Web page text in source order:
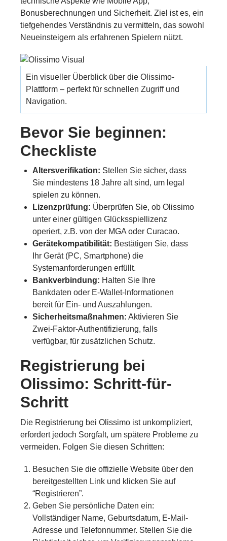
Bonusberechnungen und Sicherheit. Ziel ist es, ein
tiefgehendes Verständnis zu vermitteln, das sowohl
Neueinsteigern als erfahrenen Spielern nützt.
Ein visueller Überblick über die Olissimo-
Plattform – perfekt für schnellen Zugriff und
Navigation.
Bevor Sie beginnen:
Checkliste
Altersverifikation: Stellen Sie sicher, dass
Sie mindestens 18 Jahre alt sind, um legal
spielen zu können.
Lizenzprüfung: Überprüfen Sie, ob Olissimo
unter einer gültigen Glücksspiellizenz
operiert, z.B. von der MGA oder Curacao.
Gerätekompatibilität: Bestätigen Sie, dass
Ihr Gerät (PC, Smartphone) die
Systemanforderungen erfüllt.
Bankverbindung: Halten Sie Ihre
Bankdaten oder E-Wallet-Informationen
bereit für Ein- und Auszahlungen.
Sicherheitsmaßnahmen: Aktivieren Sie
Zwei-Faktor-Authentifizierung, falls
verfügbar, für zusätzlichen Schutz.
Registrierung bei
Olissimo: Schritt-für-
Schritt
Die Registrierung bei Olissimo ist unkompliziert,
erfordert jedoch Sorgfalt, um spätere Probleme zu
vermeiden. Folgen Sie diesen Schritten:
Besuchen Sie die offizielle Website über den
bereitgestellten Link und klicken Sie auf
“Registrieren”.
Geben Sie persönliche Daten ein:
Vollständiger Name, Geburtsdatum, E-Mail-
Adresse und Telefonnummer. Stellen Sie die